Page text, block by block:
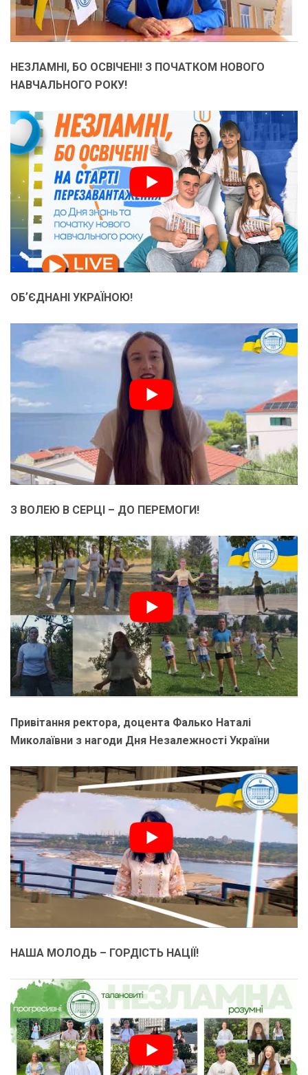
НЕЗЛАМНІ, БО ОСВІЧЕНІ! З ПОЧАТКОМ НОВОГО
НАВЧАЛЬНОГО РОКУ!
ОБʼЄДНАНІ УКРАЇНОЮ!
З ВОЛЕЮ В СЕРЦІ – ДО ПЕРЕМОГИ!
Привітання ректора, доцента Фалько Наталі
Миколаївни з нагоди Дня Незалежності України
НАША МОЛОДЬ – ГОРДІСТЬ НАЦІЇ!